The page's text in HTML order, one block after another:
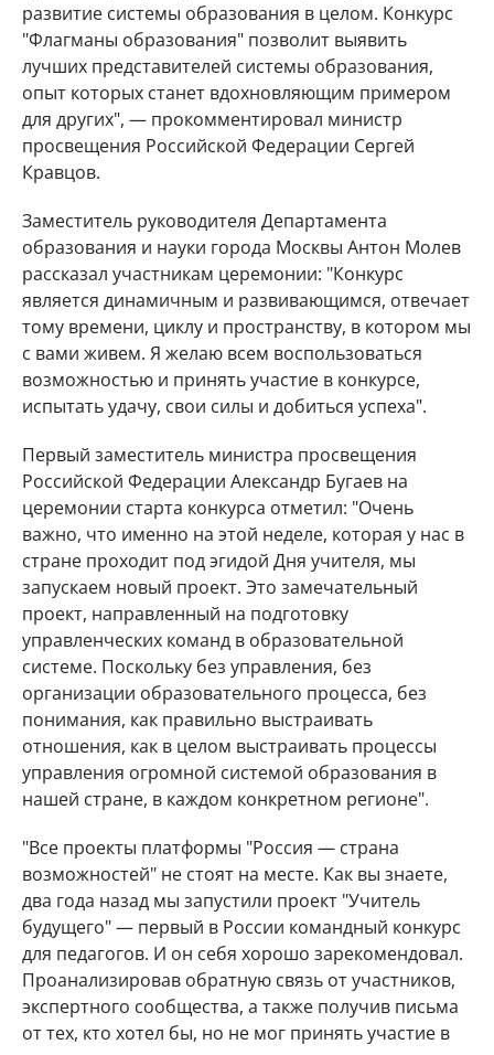
развитие системы образования в целом. Конкурс
"Флагманы образования" позволит выявить
лучших представителей системы образования,
опыт которых станет вдохновляющим примером
для других", — прокомментировал министр
просвещения Российской Федерации Сергей
Кравцов.
Заместитель руководителя Департамента
образования и науки города Москвы Антон Молев
рассказал участникам церемонии: "Конкурс
является динамичным и развивающимся, отвечает
тому времени, циклу и пространству, в котором мы
с вами живем. Я желаю всем воспользоваться
возможностью и принять участие в конкурсе,
испытать удачу, свои силы и добиться успеха".
Первый заместитель министра просвещения
Российской Федерации Александр Бугаев на
церемонии старта конкурса отметил: "Очень
важно, что именно на этой неделе, которая у нас в
стране проходит под эгидой Дня учителя, мы
запускаем новый проект. Это замечательный
проект, направленный на подготовку
управленческих команд в образовательной
системе. Поскольку без управления, без
организации образовательного процесса, без
понимания, как правильно выстраивать
отношения, как в целом выстраивать процессы
управления огромной системой образования в
нашей стране, в каждом конкретном регионе".
"Все проекты платформы "Россия — страна
возможностей" не стоят на месте. Как вы знаете,
два года назад мы запустили проект "Учитель
будущего" — первый в России командный конкурс
для педагогов. И он себя хорошо зарекомендовал.
Проанализировав обратную связь от участников,
экспертного сообщества, а также получив письма
от тех, кто хотел бы, но не мог принять участие в